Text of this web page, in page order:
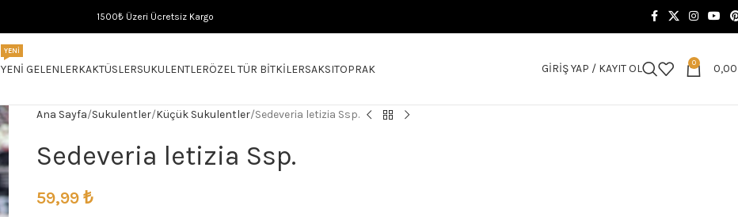
1500₺ Üzeri Ücretsiz Kargo
YENI GELENLER
YENI
KAKTÜSLERSUKULENTLERÖZEL TÜR BITKILERSAKSITOPRAK GIRIŞ YAP / KAYIT OL 0
Ana Sayfa Sukulentler Küçük Sukulentler Sedeveria letizia Ssp.
Sedeveria letizia Ssp.
59,99 ₺